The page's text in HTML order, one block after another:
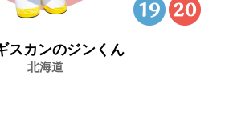
スカンのジンくん
北海道